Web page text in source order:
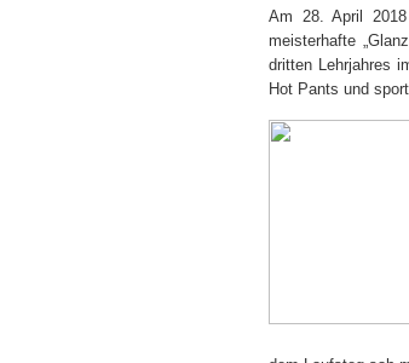
Am 28. April
meisterhafte
dritten Lehrjahres
Hot Pants und